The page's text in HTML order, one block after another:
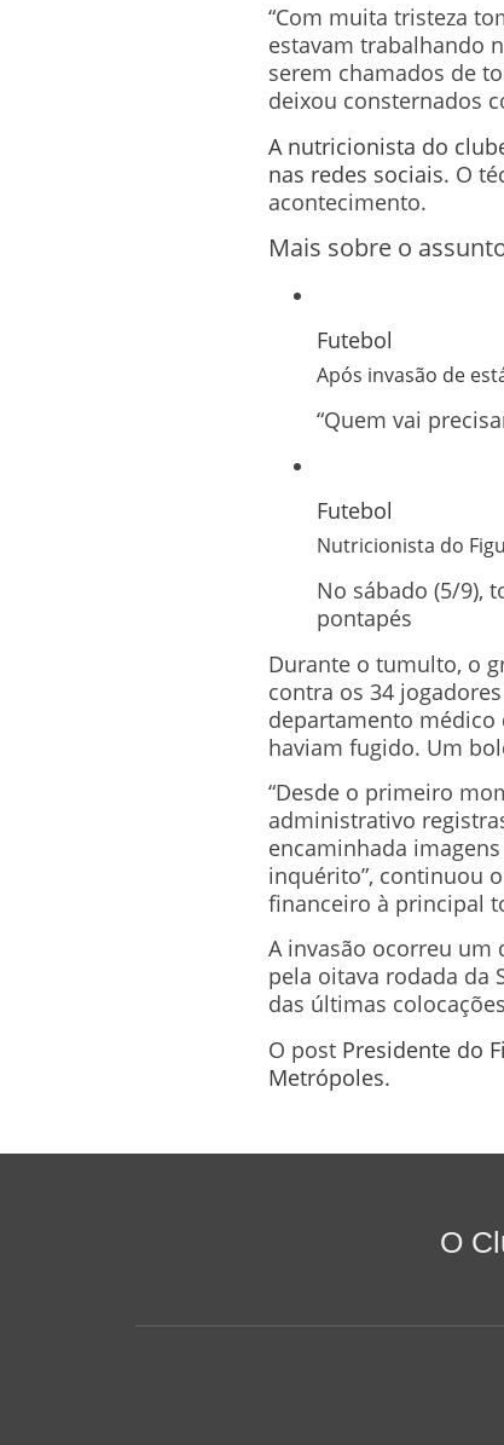
“Com muita tristeza
estavam trabalhando
serem chamados de
deixou consternados
A nutricionista do
nas redes sociais. O
acontecimento.
Mais sobre o
Futebol
Após invasão de
“Quem vai
Futebol
Nutricionista do
No sábado (5/9),
pontapés
Durante o tumulto, o
contra os 34
departamento médico
haviam fugido. Um
“Desde o primeiro
administrativo
encaminhada
inquérito”, continuou
financeiro à principal
A invasão ocorreu um
pela oitava rodada da
das últimas
O post Presidente do
Metrópoles.
O